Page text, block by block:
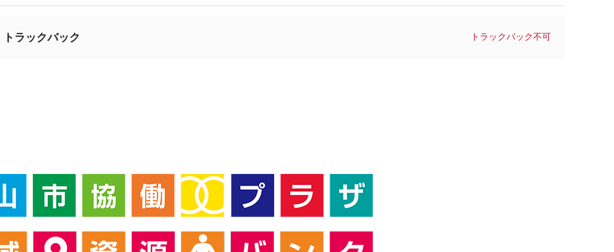
トラックバック トラックバック不可